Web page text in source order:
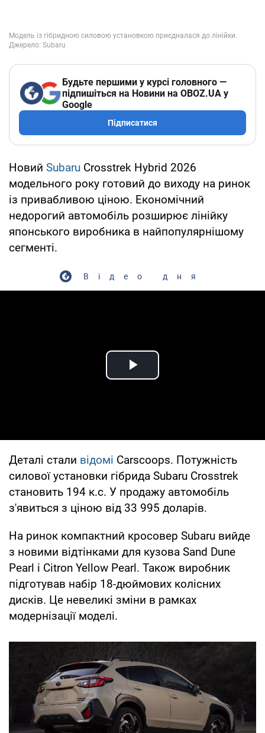
Будьте першими у курсі головного —
підпишіться на Новини на OBOZ.UA у
Google
Підписатися
Новий Subaru Crosstrek Hybrid 2026
модельного року готовий до виходу на ринок
із привабливою ціною. Економічний
недорогий автомобіль розширює лінійку
японського виробника в найпопулярнішому
сегменті.
Відео дня
Play Video
Деталі стали відомі Carscoops. Потужність
силової установки гібрида Subaru Crosstrek
становить 194 к.с. У продажу автомобіль
з'явиться з ціною від 33 995 доларів.
На ринок компактний кросовер Subaru вийде
з новими відтінками для кузова Sand Dune
Pearl і Citron Yellow Pearl. Також виробник
підготував набір 18-дюймових колісних
дисків. Це невеликі зміни в рамках
модернізації моделі.